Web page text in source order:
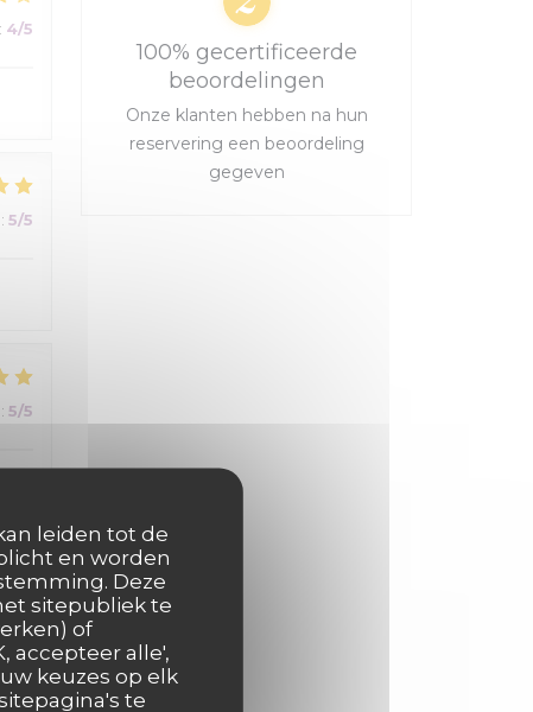
leiden tot de
en worden
Deze
sitepubliek te
of
accepteer alle',
keuzes op elk
te
: 4/5
: 5/5
: 5/5
4/5
100% gecertificeerde
beoordelingen
Onze klanten hebben na hun
reservering een beoordeling
gegeven